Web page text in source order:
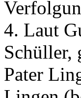
4. Laut
Schüller,
Pater